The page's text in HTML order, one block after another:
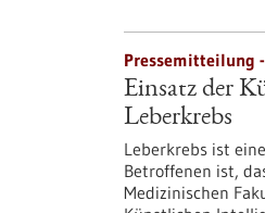
Pressemitteilung
Einsatz der
Leberkrebs
Leberkrebs ist
Betroffenen ist,
Medizinischen